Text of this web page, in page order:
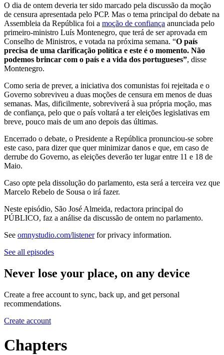
O dia de ontem deveria ter sido marcado pela discussão da moção
de censura apresentada pelo PCP. Mas o tema principal do debate na
Assembleia da República foi a moção de confiança anunciada pelo
primeiro-ministro Luís Montenegro, que terá de ser aprovada em
Conselho de Ministros, e votada na próxima semana. “O país
precisa de uma clarificação política e este é o momento. Não
podemos brincar com o país e a vida dos portugueses”, disse
Montenegro.
Como seria de prever, a iniciativa dos comunistas foi rejeitada e o
Governo sobreviveu a duas moções de censura em menos de duas
semanas. Mas, dificilmente, sobreviverá à sua própria moção, mas
de confiança, pelo que o país voltará a ter eleições legislativas em
breve, pouco mais de um ano depois das últimas.
Encerrado o debate, o Presidente a República pronunciou-se sobre
este caso, para dizer que quer minimizar danos e que, em caso de
derrube do Governo, as eleições deverão ter lugar entre 11 e 18 de
Maio.
Caso opte pela dissolução do parlamento, esta será a terceira vez que
Marcelo Rebelo de Sousa o irá fazer.
Neste episódio, São José Almeida, redactora principal do
PÚBLICO, faz a análise da discussão de ontem no parlamento.
See omnystudio.com/listenerfor privacy information.
See all episodes
Never lose your place, on any device
Create a free account to sync, back up, and get personal
recommendations.
Create account
Chapters